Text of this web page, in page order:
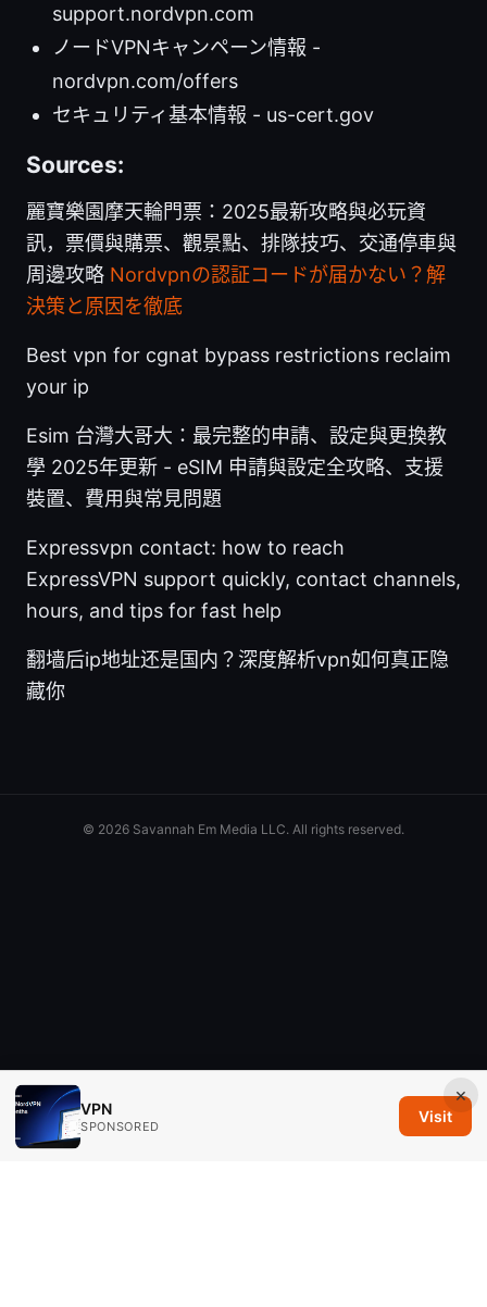
support.nordvpn.com
ノードVPNキャンペーン情報 -
nordvpn.com/offers
セキュリティ基本情報 - us-cert.gov
Sources:
麗寶樂園摩天輪門票：2025最新攻略與必玩資
訊，票價與購票、觀景點、排隊技巧、交通停車與
周邊攻略 Nordvpnの認証コードが届かない？解
決策と原因を徹底
Best vpn for cgnat bypass restrictions reclaim
your ip
Esim 台灣大哥大：最完整的申請、設定與更換教
學 2025年更新 - eSIM 申請與設定全攻略、支援
裝置、費用與常見問題
Expressvpn contact: how to reach
ExpressVPN support quickly, contact channels,
hours, and tips for fast help
翻墙后ip地址还是国内？深度解析vpn如何真正隐
藏你
×
VPN
SPONSORED
Visit
© 2026 Savannah Em Media LLC. All rights reserved.